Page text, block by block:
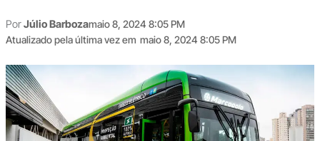
PorJúlio Barbozamaio 8, 2024 8:05 PM
Atualizado pela última vez em maio 8, 2024 8:05 PM